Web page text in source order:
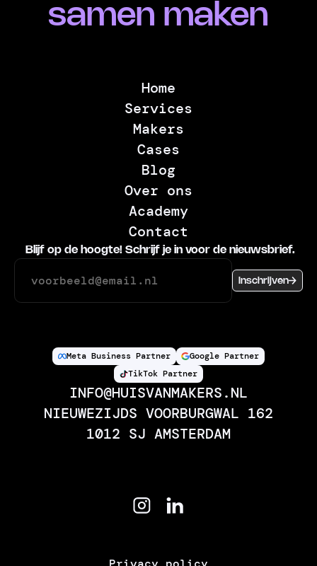
samen maken
Home
Services
Makers
Cases
Blog
Over ons
Academy
Contact
Blijf op de hoogte! Schrijf je in voor de nieuwsbrief.
Inschrijven
Meta Business Partner
Google Partner
TikTok Partner
INFO@HUISVANMAKERS.NL
NIEUWEZIJDS VOORBURGWAL 162
1012 SJ AMSTERDAM